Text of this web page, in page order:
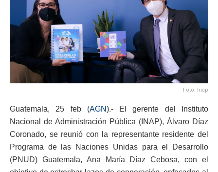
Foto: Inap
Guatemala, 25 feb (AGN).- El gerente del Instituto
Nacional de Administración Pública (INAP), Álvaro Díaz
Coronado, se reunió con la representante residente del
Programa de las Naciones Unidas para el Desarrollo
(PNUD) Guatemala, Ana María Díaz Cebosa, con el